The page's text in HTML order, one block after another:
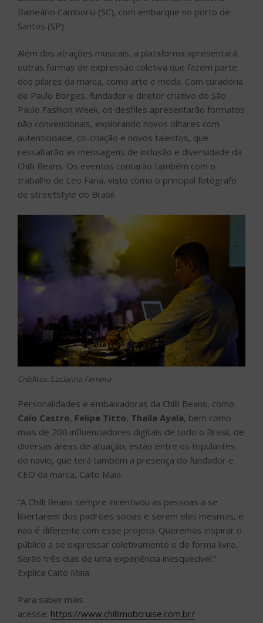
Balneário Camboriú (SC), com embarque no porto de
Santos (SP).
Além das atrações musicais, a plataforma apresentará
outras formas de expressão coletiva que fazem parte
dos pilares da marca, como arte e moda. Com curadoria
de Paulo Borges, fundador e diretor criativo do São
Paulo Fashion Week, os desfiles apresentarão formatos
não convencionais, explorando novos olhares com
autenticidade, co-criação e novos talentos, que
ressaltarão as mensagens de inclusão e diversidade da
Chilli Beans. Os eventos contarão também com o
trabalho de Leo Faria, visto como o principal fotógrafo
de streetstyle do Brasil.
Créditos: Lucianna Ferreira
Personalidades e embaixadoras da Chilli Beans, como
Caio Castro, Felipe Titto, Thaila Ayala, bem como
mais de 200 influenciadores digitais de todo o Brasil, de
diversas áreas de atuação, estão entre os tripulantes
do navio, que terá também a presença do fundador e
CEO da marca, Caito Maia.
“A Chilli Beans sempre incentivou as pessoas a se
libertarem dos padrões socias e serem elas mesmas, e
não é diferente com esse projeto. Queremos inspirar o
público a se expressar coletivamente e de forma livre.
Serão três dias de uma experiência inesquecível.”
Explica Caito Maia.
Para saber mais
acesse: https://www.chillimobcruise.com.br/